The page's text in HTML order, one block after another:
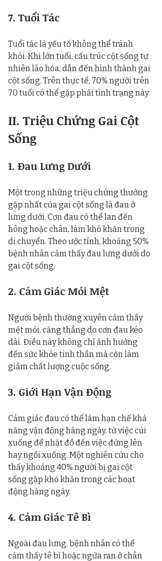
7. Tuổi Tác
Tuổi tác là yếu tố không thể tránh
khỏi. Khi lớn tuổi, cấu trúc cột sống tự
nhiên lão hóa, dẫn đến hình thành gai
cột sống. Trên thực tế, 70% người trên
70 tuổi có thể gặp phải tình trạng này.
II. Triệu Chứng Gai Cột
Sống
1. Đau Lưng Dưới
Một trong những triệu chứng thường
gặp nhất của gai cột sống là đau ở
lưng dưới. Cơn đau có thể lan đến
hông hoặc chân, làm khó khăn trong
di chuyển. Theo ước tính, khoảng 50%
bệnh nhân cảm thấy đau lưng dưới do
gai cột sống.
2. Cảm Giác Mỏi Mệt
Người bệnh thường xuyên cảm thấy
mệt mỏi, căng thẳng do cơn đau kéo
dài. Điều này không chỉ ảnh hưởng
đến sức khỏe tinh thần mà còn làm
giảm chất lượng cuộc sống.
3. Giới Hạn Vận Động
Cảm giác đau có thể làm hạn chế khả
năng vận động hàng ngày, từ việc cúi
xuống để nhặt đồ đến việc đứng lên
hay ngồi xuống. Một nghiên cứu cho
thấy khoảng 40% người bị gai cột
sống gặp khó khăn trong các hoạt
động hàng ngày.
4. Cảm Giác Tê Bì
Ngoài đau lưng, bệnh nhân có thể
cảm thấy tê bì hoặc ngứa ran ở chân